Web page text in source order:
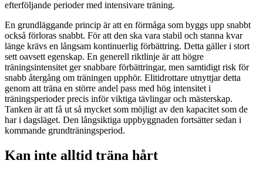
efterföljande perioder med intensivare träning.
En grundläggande princip är att en förmåga som byggs upp snabbt
också förloras snabbt. För att den ska vara stabil och stanna kvar
länge krävs en långsam kontinuerlig förbättring. Detta gäller i stort
sett oavsett egenskap. En generell riktlinje är att högre
träningsintensitet ger snabbare förbättringar, men samtidigt risk för
snabb återgång om träningen upphör. Elitidrottare utnyttjar detta
genom att träna en större andel pass med hög intensitet i
träningsperioder precis inför viktiga tävlingar och mästerskap.
Tanken är att få ut så mycket som möjligt av den kapacitet som de
har i dagsläget. Den långsiktiga uppbyggnaden fortsätter sedan i
kommande grundträningsperiod.
Kan inte alltid träna hårt